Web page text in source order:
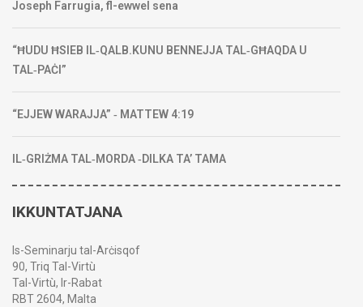
Joseph Farrugia, fl-ewwel sena
“ĦUDU ĦSIEB IL‑QALB.KUNU BENNEJJA TAL‑GĦAQDA U
TAL‑PAĊI”
“EJJEW WARAJJA” ‑ MATTEW 4:19
IL‑GRIŻMA TAL‑MORDA ‑DILKA TA’ TAMA
IKKUNTATJANA
Is-Seminarju tal-Arċisqof
90, Triq Tal-Virtù
Tal-Virtù, Ir-Rabat
RBT 2604, Malta